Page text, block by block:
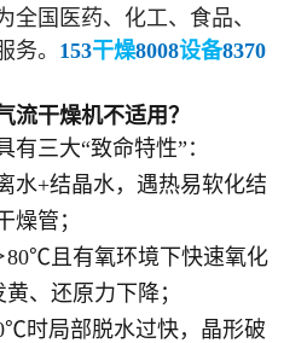
全国医药、化工、食品、
务。 153干燥8008设备8370
流干燥机不适用？
三大“致命特性”：
水+结晶水，遇热易软化结
燥管；
80℃且有氧环境下快速氧化
黄、还原力下降；
时局部脱水过快，晶形破